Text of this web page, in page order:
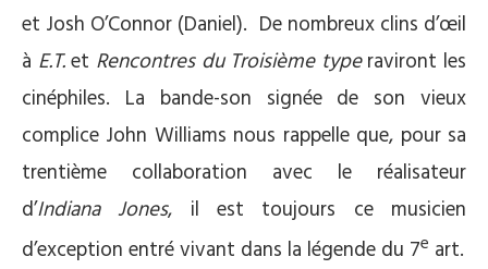
et Josh O’Connor (Daniel). De nombreux clins d’œil
à E.T.et Rencontres du Troisième typeraviront les
cinéphiles. La bande-son signée de son vieux
complice John Williams nous rappelle que, pour sa
trentième collaboration avec le réalisateur
d’Indiana Jones, il est toujours ce musicien
d’exception entré vivant dans la légende du 7e art.